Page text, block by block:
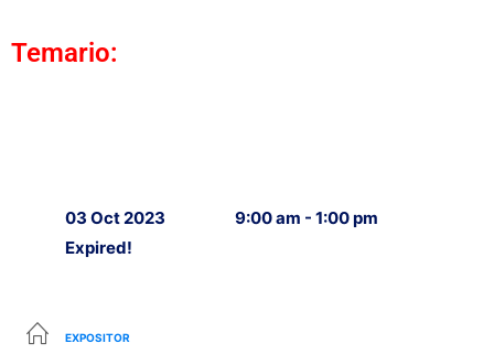
Temario:
03 Oct 2023
Expired!
9:00 am - 1:00 pm
EXPOSITOR